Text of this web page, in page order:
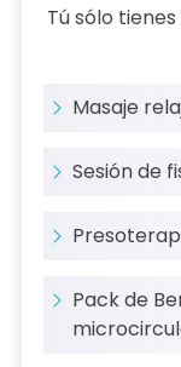
Tú sólo
Masaje
Sesión de
Pack de